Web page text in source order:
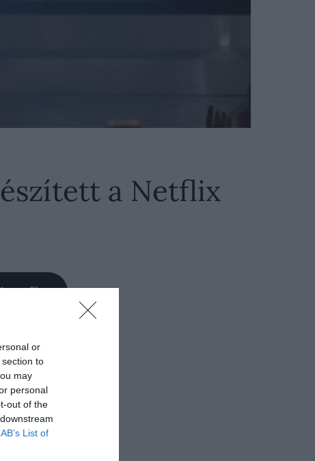
or
to
may
personal
out of the
List of
a Netflix